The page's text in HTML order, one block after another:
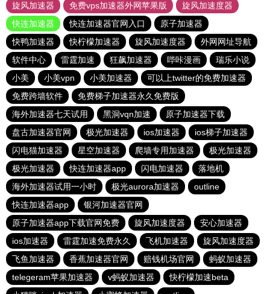
旋风加速器
免费vps加速器外网苹果版
旋风加速度器
快连加速器
快连加速器官网入口
原子加速器
快鸭加速器
快柠檬加速器 旋风加速度器
外网网址导航
软件中心
雷霆加速 狂飙加速器 哔咔漫画
瑞乐小说
小美
小美vpn 小美加速器
可以上twitter的免费加速器
免费跨墙软件
免费梯子加速器永久免费版
海外加速器七天试用
黑洞vqn加速
原子加速器下载
盘古加速器官网
极光加速器 ios加速器
ios梯子加速器
闪电猫加速器
星空加速器 爬墙专用加速器
极光加速器
极光加速器
快连加速器app 闪电加速器
落地机
海外加速器试用一小时
极光aurora加速器
outline
快连加速器app
银河加速器官网
原子加速器app下载官网免费
旋风加速度器
安心加速器
ios加速器
雷霆加速免费永久 飞机加速器
旋风加速度器
飞鱼加速器
香蕉加速器官网 赔钱机场官网
蚂蚁加速器
telegeram苹果加速器
v蚂蚁加速器
快柠檬加速beta